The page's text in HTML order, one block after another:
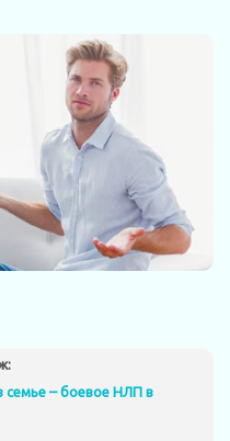
семье – боевое НЛП в